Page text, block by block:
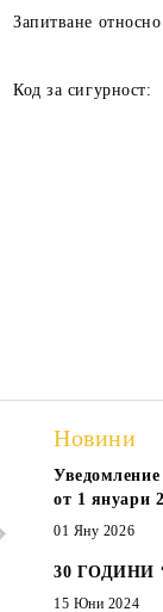
Запитване относно
Код за сигурност:
А5,
Цена
Новини
Уведомление
от 1 януари
01 Яну 2026
30 ГОДИНИ
15 Юни 2024